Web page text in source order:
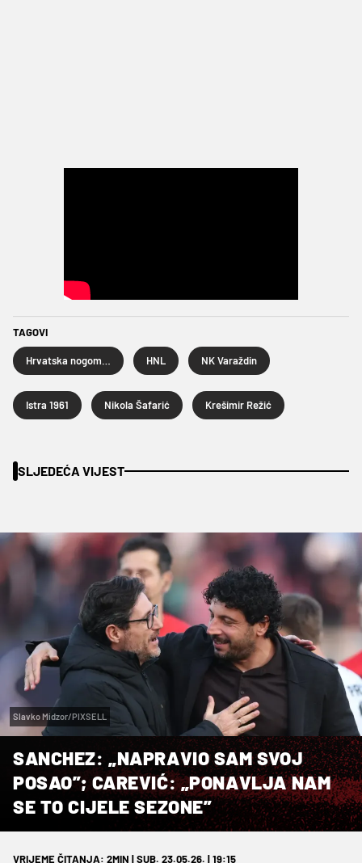
TAGOVI
HNL NK Varaždin
Istra 1961 Nikola Šafarić Krešimir Režić
SLJEDEĆA VIJEST
Slavko Midzor/PIXSELL
SANCHEZ: „NAPRAVIO SAM SVOJ
POSAO”; CAREVIĆ: „PONAVLJA NAM
SE TO CIJELE SEZONE”
VRIJEME ČITANJA: 2MIN | SUB. 23.05.26. | 19:15